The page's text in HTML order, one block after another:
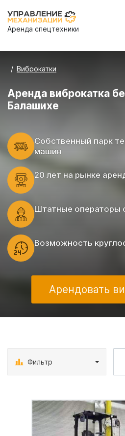
Аренда спецтехники
Виброкатки
Аренда виброкатка
Балашихе
Cобственный парк
машин
20 лет на рынке
Штатные операторы
Возможность
Арендовать
Фильтр